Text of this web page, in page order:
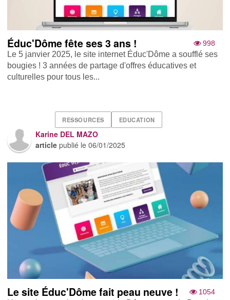
998
Éduc'Dôme fête ses 3 ans !
Le 5 janvier 2025, le site internet Éduc'Dôme a soufflé ses
bougies ! 3 années de partage d'offres éducatives et
culturelles pour tous les...
RESSOURCES EDUCATION
Karine DEL MAZO
article publié le06/01/2025
1054
Le site Éduc'Dôme fait peau neuve !